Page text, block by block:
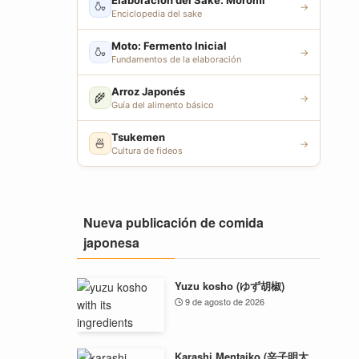
🍶
Enciclopedia del sake
→
🍶 Moto: Fermento Inicial
Fundamentos de la elaboración
→
🌾 Arroz Japonés
Guía del alimento básico
→
🍜 Tsukemen
Cultura de fideos
→
Nueva publicación de comida
japonesa
Yuzu kosho (ゆず胡椒)
9 de agosto de 2026